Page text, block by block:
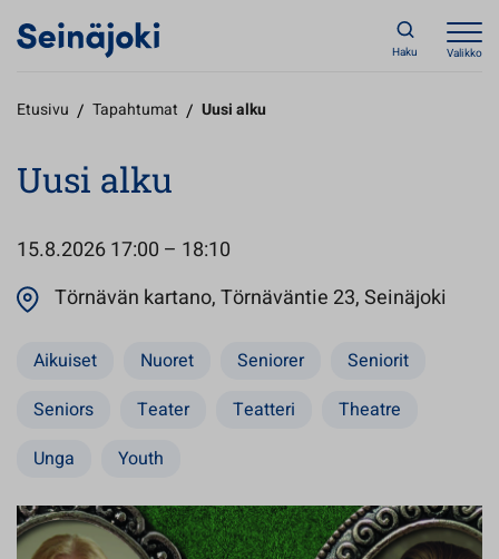
Haku Valikko
Etusivu / Tapahtumat / Uusi alku
Uusi alku
15.8.202617:00 – 18:10
Törnävän kartano, Törnäväntie 23, Seinäjoki
Aikuiset Nuoret Seniorer
Seniorit
Seniors
Teater Teatteri
Theatre
Unga
Youth